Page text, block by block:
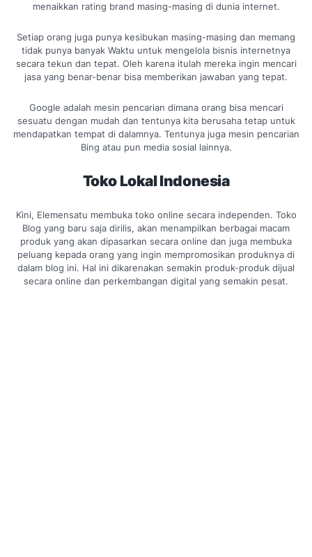
menaikkan rating brand masing-masing di dunia internet.
Setiap orang juga punya kesibukan masing-masing dan memang
tidak punya banyak Waktu untuk mengelola bisnis internetnya
secara tekun dan tepat. Oleh karena itulah mereka ingin mencari
jasa yang benar-benar bisa memberikan jawaban yang tepat.
Google adalah mesin pencarian dimana orang bisa mencari
sesuatu dengan mudah dan tentunya kita berusaha tetap untuk
mendapatkan tempat di dalamnya. Tentunya juga mesin pencarian
Bing atau pun media sosial lainnya.
Toko Lokal Indonesia
Kini, Elemensatu membuka toko online secara independen. Toko
Blog yang baru saja dirilis, akan menampilkan berbagai macam
produk yang akan dipasarkan secara online dan juga membuka
peluang kepada orang yang ingin mempromosikan produknya di
dalam blog ini. Hal ini dikarenakan semakin produk-produk dijual
secara online dan perkembangan digital yang semakin pesat.